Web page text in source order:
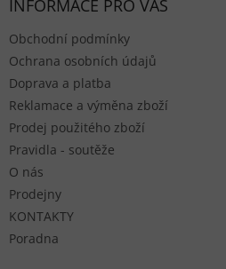
INFORMACE PRO VÁS
Obchodní podmínky
Ochrana osobních údajů
Doprava a platba
Reklamace a výměna zboží
Prodej použitého zboží
Pravidla - soutěže
O nás
Prodejny
KONTAKTY
Poradna